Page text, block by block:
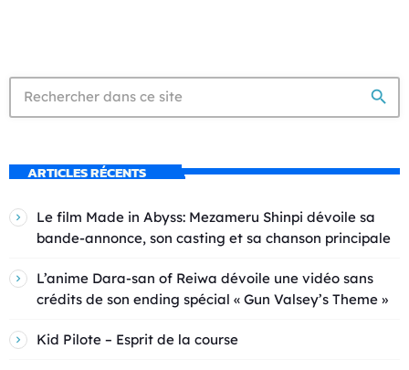
search
ARTICLES RÉCENTS
Le film Made in Abyss: Mezameru Shinpi dévoile sa
bande-annonce, son casting et sa chanson principale
L’anime Dara-san of Reiwa dévoile une vidéo sans
crédits de son ending spécial « Gun Valsey’s Theme »
Kid Pilote – Esprit de la course